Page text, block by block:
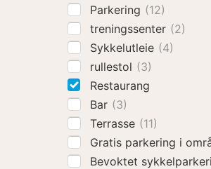
Parkering (12)
treningssenter (2)
Sykkelutleie (4)
rullestol (3)
Restaurang
Bar (3)
Terrasse (11)
Gratis parkering i
Bevoktet